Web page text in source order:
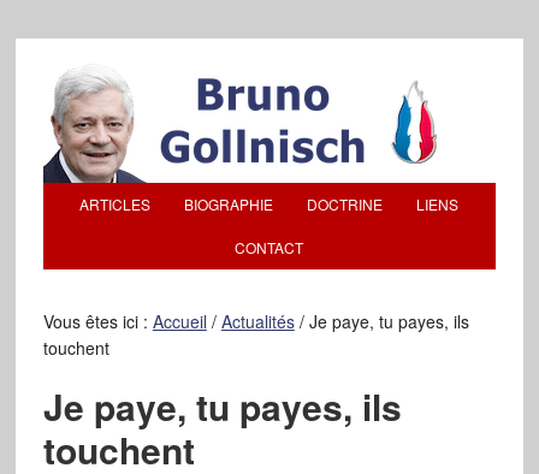
ARTICLES BIOGRAPHIE DOCTRINE LIENS
CONTACT
Vous êtes ici : Accueil / Actualités /Je paye, tu payes, ils
touchent
Je paye, tu payes, ils
touchent